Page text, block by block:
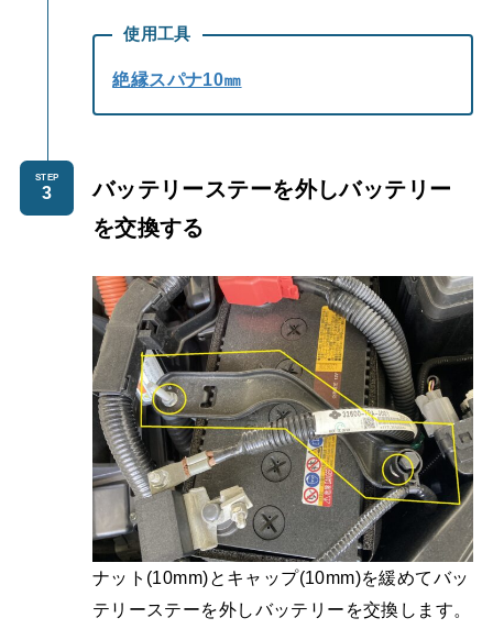
使用工具
絶縁スパナ10㎜
STEP
バッテリーステーを外しバッテリー
を交換する
ナット(10mm)とキャップ(10mm)を緩めてバッ
テリーステーを外しバッテリーを交換します。